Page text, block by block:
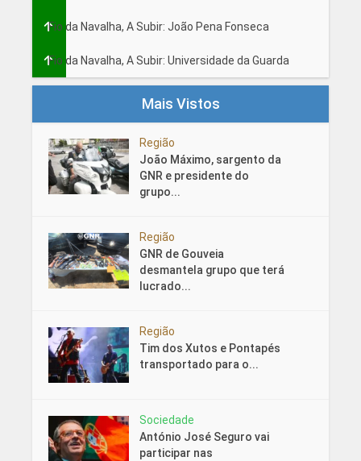
Fio da Navalha, A Subir: João Pena Fonseca
Fio da Navalha, A Subir: Universidade da Guarda
Mais Vistos
Região
João Máximo, sargento da
GNR e presidente do
grupo...
Região
GNR de Gouveia
desmantela grupo que terá
lucrado...
Região
Tim dos Xutos e Pontapés
transportado para o...
Sociedade
António José Seguro vai
participar nas